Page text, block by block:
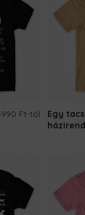
Ft-tól
Egy